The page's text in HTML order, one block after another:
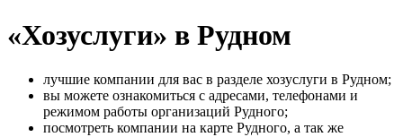
«Хозуслуги» в Рудном
лучшие компании для вас в разделе хозуслуги в Рудном;
вы можете ознакомиться с адресами, телефонами и
режимом работы организаций Рудного;
посмотреть компании на карте Рудного, а так же